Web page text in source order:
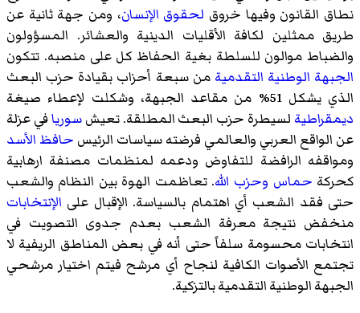
نطاق القانون وفيها خروق لحقوق الإنسان، ومن جهة ثانية عن
طريق ممثلين لكافة الأقليات الدينية والعشائر. المسؤولون
والضباط موالون للسلطة بغية الحفاظ كل على منصبه. تتكون
الجبهة الوطنية التقدمية من سبعة أحزاب بقيادة حزب البعث
الذي يشكل 51% من مقاعد الجبهة، وشكلت لإعطاء صيغة
ديمقراطية لسيطرة حزب البعث المطلقة. تعيشسوريافي عزلة
عن الواقع العربي والعالمي فرضته سياسات الرئيس حافظ الأسد
ومواقفه الرافضة للتفاوض ودعمه لمنظمات مصنفة ارهابية
كحركة حماس وحزب الله. تعاظمت الهوة بين النظام والشعب
حتى فقد الشعب أي اهتمام بالسياسة. الإقبال على الإنتخابات
منخفض نتيجة معرفة الشعب بعدم جدوى التصويت في
انتخابات محسومة سلفاً حتى أنه في بعض المناطق الريفية لا
تجتمع الأصوات الكافية لنجاح أي مرشح فيتم اختيار مرشحي
الجبهة الوطنية التقدمية بالتزكية.